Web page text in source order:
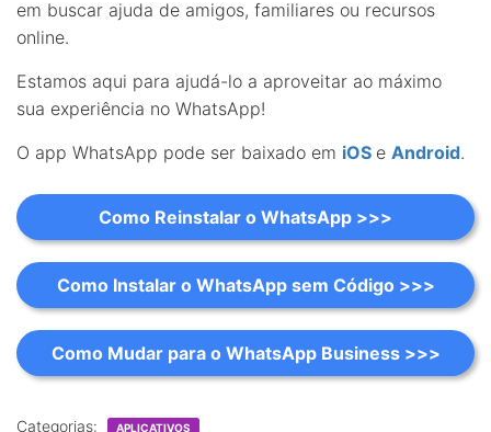
em buscar ajuda de amigos, familiares ou recursos
online.
Estamos aqui para ajudá-lo a aproveitar ao máximo
sua experiência no WhatsApp!
O app WhatsApp pode ser baixado em iOS e Android.
Como Reinstalar o WhatsApp >>>
Como Instalar o WhatsApp sem Código >>>
Como Mudar para o WhatsApp Business >>>
Categorias: APLICATIVOS